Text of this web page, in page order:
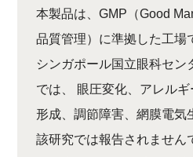
本製品は、GMP（Good
品質管理）に準拠した工場
シンガポール国立眼科セン
では、 眼圧変化、アレル
形成、調節障害、網膜電気
該研究では報告されません